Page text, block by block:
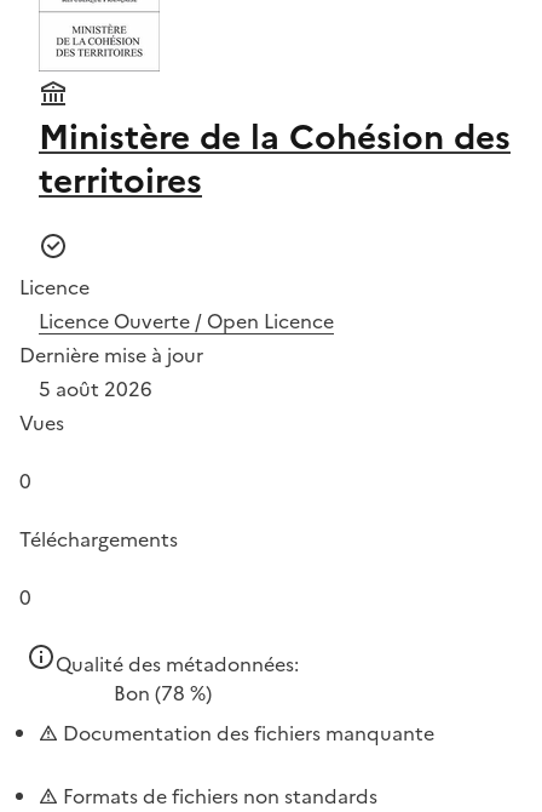
Ministère de la Cohésion des
territoires
Licence
Licence Ouverte / Open Licence
Dernière mise à jour
5 août 2026
Vues
0
Téléchargements
0
Qualité des métadonnées:
Bon (78 %)
Documentation des fichiers manquante
Formats de fichiers non standards